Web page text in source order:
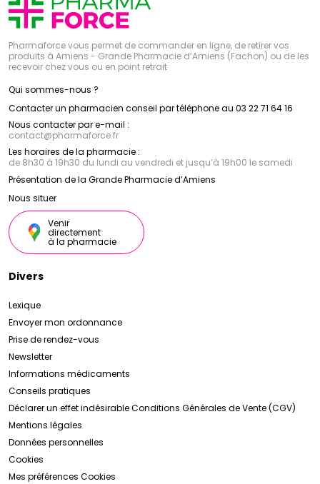
Pharmaforce vous permet de commander en ligne, de retirer vos
produits à Amiens - Grande Pharmacie d’Amiens (Fachon) ou de les
recevoir chez vous ou en point retrait
Qui sommes-nous ?
Contacter un pharmacien conseil par téléphone au 03 22 71 64 16
Nous contacter par e-mail :
contact@pharmaforce.fr
Les horaires de la pharmacie :
de 8h30 à 19h30 du lundi au vendredi et jusqu’à 19h00 le samedi
Présentation de la Grande Pharmacie d’Amiens
Nous situer
Venir
directement
à la pharmacie
Divers
Lexique
Envoyer mon ordonnance
Prise de rendez-vous
Newsletter
Informations médicaments
Conseils pratiques
Déclarer un effet indésirableConditions Générales de Vente (CGV)
Mentions légales
Données personnelles
Cookies
Mes préférences Cookies